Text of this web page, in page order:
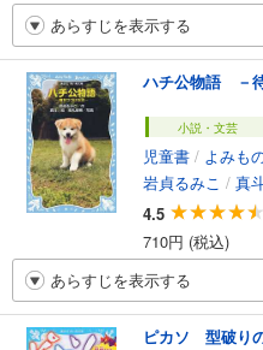
あらすじを表示する
ハチ公物語 －
小説・文芸
児童書 / よみも
岩貞るみこ / 真
4.5
710円 (税込)
あらすじを表示する
ピカソ 型破り